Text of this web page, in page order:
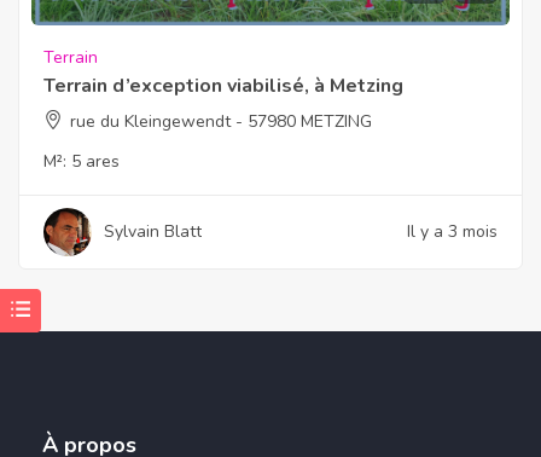
Terrain
Terrain d’exception viabilisé, à Metzing
rue du Kleingewendt - 57980 METZING
M²: 5 ares
Sylvain Blatt Il y a 3 mois
À propos